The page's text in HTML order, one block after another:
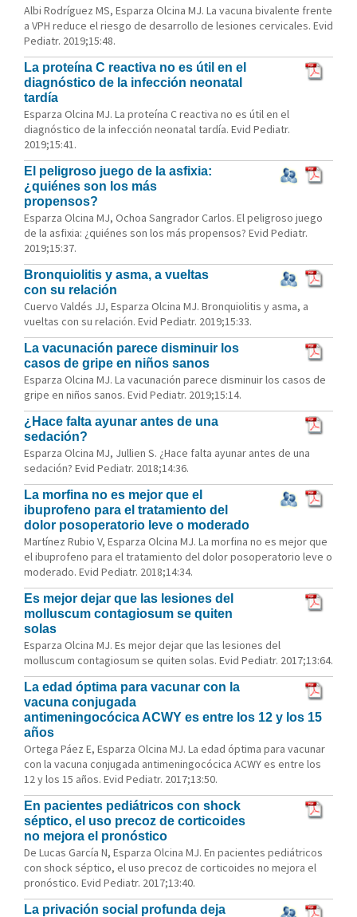
Albi Rodríguez MS, Esparza Olcina MJ. La vacuna bivalente frente
a VPH reduce el riesgo de desarrollo de lesiones cervicales. Evid
Pediatr. 2019;15:48.
La proteína C reactiva no es útil en el
diagnóstico de la infección neonatal
tardía
Esparza Olcina MJ. La proteína C reactiva no es útil en el
diagnóstico de la infección neonatal tardía. Evid Pediatr.
2019;15:41.
El peligroso juego de la asfixia:
¿quiénes son los más
propensos?
Esparza Olcina MJ, Ochoa Sangrador Carlos. El peligroso juego
de la asfixia: ¿quiénes son los más propensos? Evid Pediatr.
2019;15:37.
Bronquiolitis y asma, a vueltas
con su relación
Cuervo Valdés JJ, Esparza Olcina MJ. Bronquiolitis y asma, a
vueltas con su relación. Evid Pediatr. 2019;15:33.
La vacunación parece disminuir los
casos de gripe en niños sanos
Esparza Olcina MJ. La vacunación parece disminuir los casos de
gripe en niños sanos. Evid Pediatr. 2019;15:14.
¿Hace falta ayunar antes de una
sedación?
Esparza Olcina MJ, Jullien S. ¿Hace falta ayunar antes de una
sedación? Evid Pediatr. 2018;14:36.
La morfina no es mejor que el
ibuprofeno para el tratamiento del
dolor posoperatorio leve o moderado
Martínez Rubio V, Esparza Olcina MJ. La morfina no es mejor que
el ibuprofeno para el tratamiento del dolor posoperatorio leve o
moderado. Evid Pediatr. 2018;14:34.
Es mejor dejar que las lesiones del
molluscum contagiosum se quiten
solas
Esparza Olcina MJ. Es mejor dejar que las lesiones del
molluscum contagiosum se quiten solas. Evid Pediatr. 2017;13:64.
La edad óptima para vacunar con la
vacuna conjugada
antimeningocócica ACWY es entre los 12 y los 15
años
Ortega Páez E, Esparza Olcina MJ. La edad óptima para vacunar
con la vacuna conjugada antimeningocócica ACWY es entre los
12 y los 15 años. Evid Pediatr. 2017;13:50.
En pacientes pediátricos con shock
séptico, el uso precoz de corticoides
no mejora el pronóstico
De Lucas García N, Esparza Olcina MJ. En pacientes pediátricos
con shock séptico, el uso precoz de corticoides no mejora el
pronóstico. Evid Pediatr. 2017;13:40.
La privación social profunda deja